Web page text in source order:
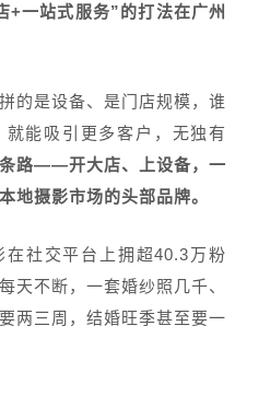
+一站式服务”的打法在广州
的是设备、是门店规模，谁
能吸引更多客户，无独有
路——开大店、上设备，一
地摄影市场的头部品牌。
社交平台上拥超40.3万粉
天不断，一套婚纱照几千、
两三周，结婚旺季甚至要一